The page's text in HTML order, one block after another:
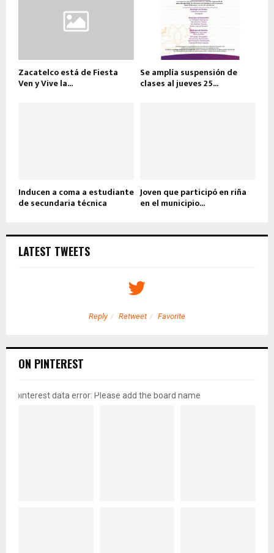
Zacatelco está de Fiesta
Ven y Vive la...
Se amplía suspensión de
clases al jueves 25...
Inducen a coma a estudiante
de secundaria técnica
Joven que participó en riña
en el municipio...
LATEST TWEETS
Reply Retweet Favorite
ON PINTEREST
pinterest data error: Please add the board name